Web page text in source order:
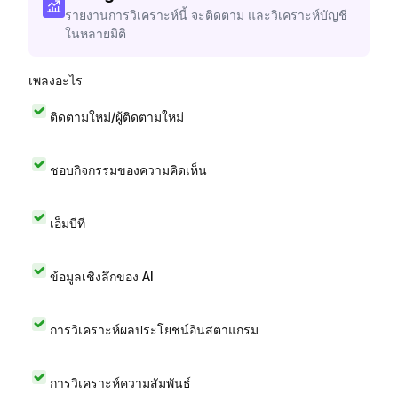
รายงานการวิเคราะห์นี้ จะติดตาม และวิเคราะห์บัญชี
ในหลายมิติ
เพลงอะไร
ติดตามใหม่/ผู้ติดตามใหม่
ชอบกิจกรรมของความคิดเห็น
เอ็มบีที
ข้อมูลเชิงลึกของ AI
การวิเคราะห์ผลประโยชน์อินสตาแกรม
การวิเคราะห์ความสัมพันธ์